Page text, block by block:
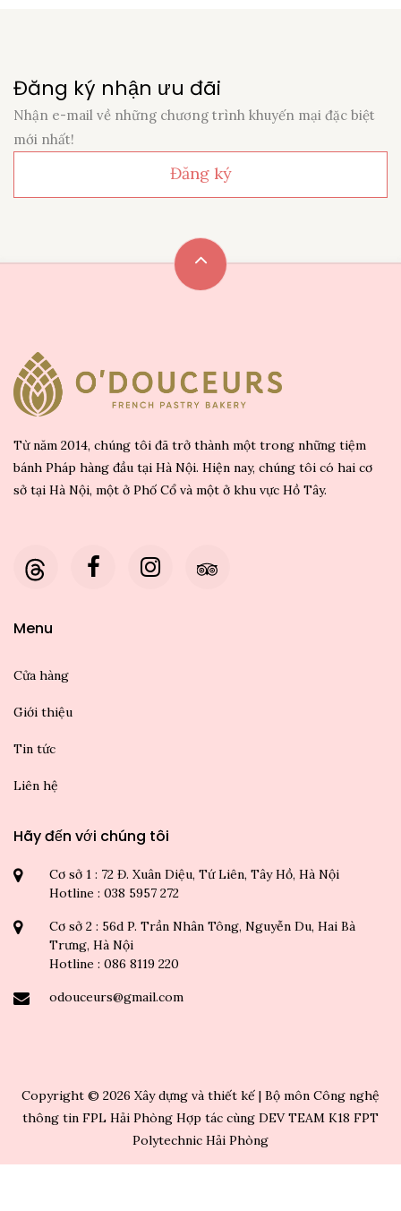
Đăng ký nhận ưu đãi
Nhận e-mail về những chương trình khuyến mại đặc biệt
mới nhất!
Đăng ký
Từ năm 2014, chúng tôi đã trở thành một trong những tiệm
bánh Pháp hàng đầu tại Hà Nội. Hiện nay, chúng tôi có hai cơ
sở tại Hà Nội, một ở Phố Cổ và một ở khu vực Hồ Tây.
Menu
Cửa hàng
Giới thiệu
Tin tức
Liên hệ
Hãy đến với chúng tôi
Cơ sở 1 : 72 Đ. Xuân Diệu, Tứ Liên, Tây Hồ, Hà Nội
Hotline : 038 5957 272
Cơ sở 2 : 56d P. Trần Nhân Tông, Nguyễn Du, Hai Bà
Trưng, Hà Nội
Hotline : 086 8119 220
odouceurs@gmail.com
Copyright © 2026 Xây dựng và thiết kế | Bộ môn Công nghệ
thông tin FPL Hải Phòng Hợp tác cùng DEV TEAM K18 FPT
Polytechnic Hải Phòng